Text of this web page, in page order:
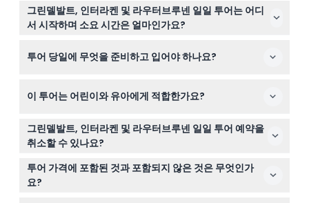
그린델발트, 인터라켄 및 라우터브루넨 일일 투어는 어디
서 시작하며 소요 시간은 얼마인가요?
위스 도시에서 출발하며 출발 도시에 따라 약 10~12시간 정
투어 당일에 무엇을 준비하고 입어야 하나요?
도보 활동을 하루 종일 편안하게 즐기세요.
이 투어는 어린이와 유아에게 적합한가요?
네, 0~15세 어린이는 유료 성인 동반 시 참가할 수 있으며,
유아와 어린이도 예약 시 승객 수에 포함되어야 합니다.
그린델발트, 인터라켄 및 라우터브루넨 일일 투어 예약을
취소할 수 있나요?
여행일 48시간 전까지 무료로 취소할 수 있으나 48시간 이
내의 취소는 환불되지 않습니다. 환불 시 은행 송금 수수료
가 발생할 수 있습니다.
투어 가격에 포함된 것과 포함되지 않은 것은 무엇인가
요?